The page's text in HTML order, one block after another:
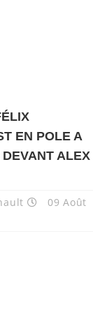
EN POLE A
ALEX
09 Août